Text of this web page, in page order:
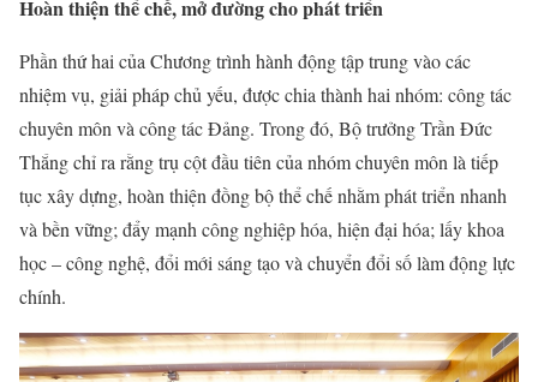
Hoàn thiện thể chế, mở đường cho phát triển
Phần thứ hai của Chương trình hành động tập trung vào các
nhiệm vụ, giải pháp chủ yếu, được chia thành hai nhóm: công tác
chuyên môn và công tác Đảng. Trong đó, Bộ trưởng Trần Đức
Thắng chỉ ra rằng trụ cột đầu tiên của nhóm chuyên môn là tiếp
tục xây dựng, hoàn thiện đồng bộ thể chế nhằm phát triển nhanh
và bền vững; đẩy mạnh công nghiệp hóa, hiện đại hóa; lấy khoa
học – công nghệ, đổi mới sáng tạo và chuyển đổi số làm động lực
chính.